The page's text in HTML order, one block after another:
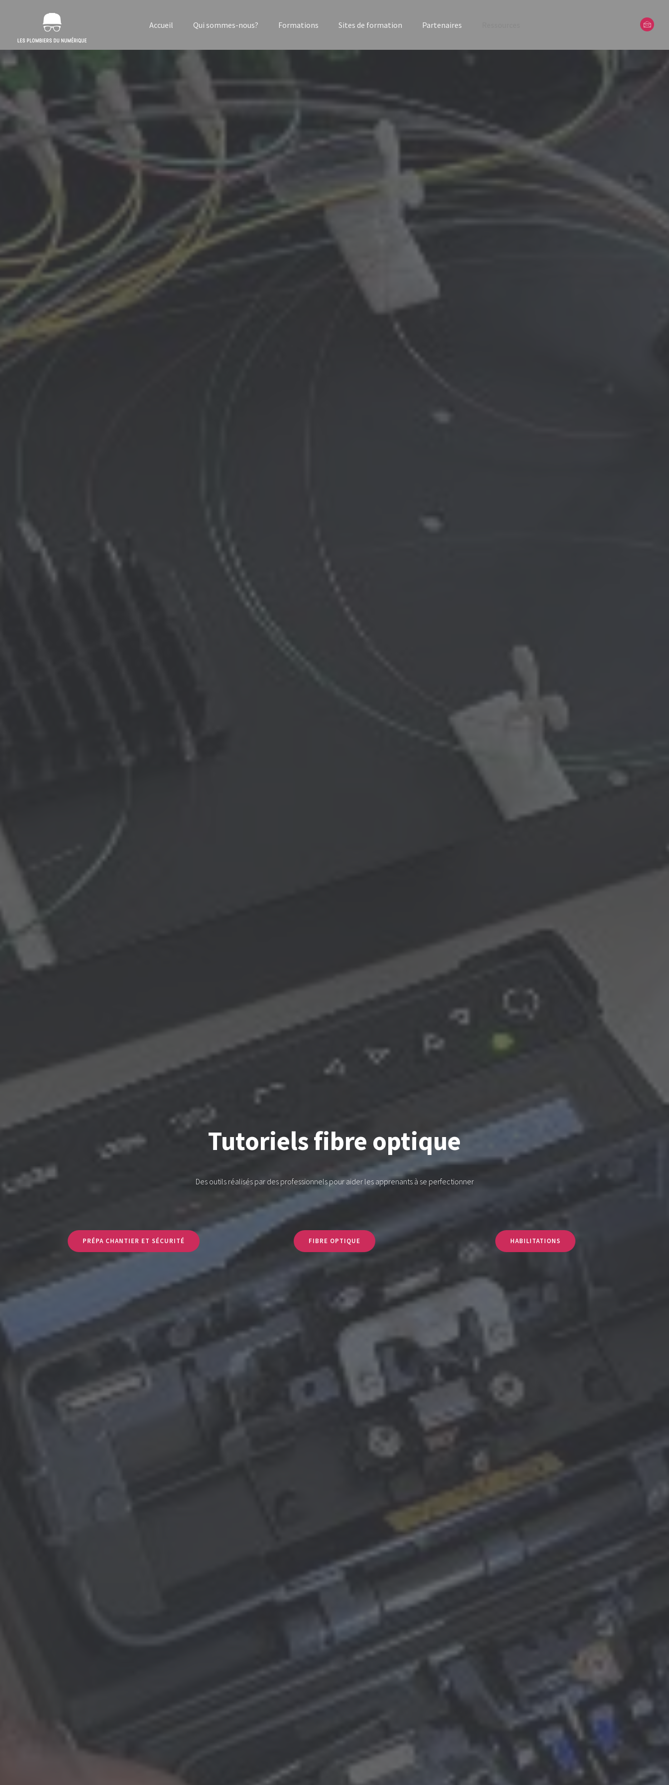
Accueil Qui sommes-nous? Formations Sites de formation Partenaires
Tutoriels fibre optique
Des outils réalisés par des professionnels pour aider les apprenants à se perfectionner
PRÉPA CHANTIER ET SÉCURITÉ FIBRE OPTIQUE HABILITATIONS